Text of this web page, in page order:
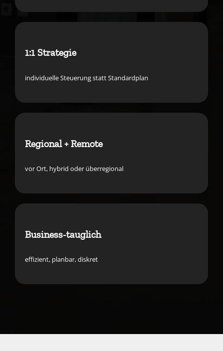
1:1 Strategie
individuelle Steuerung statt Standardplan
Regional + Remote
vor Ort, hybrid oder überregional
Business-tauglich
effizient, planbar, diskret